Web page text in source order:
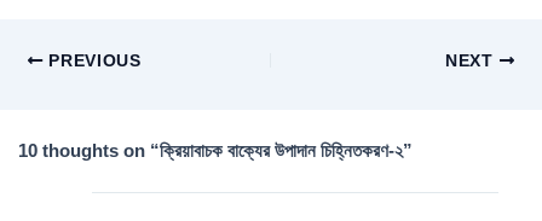
PREVIOUS NEXT
10 thoughts on “ক্রিয়াবাচক বাক্যের উপাদান চিহ্নিতকরণ-২”